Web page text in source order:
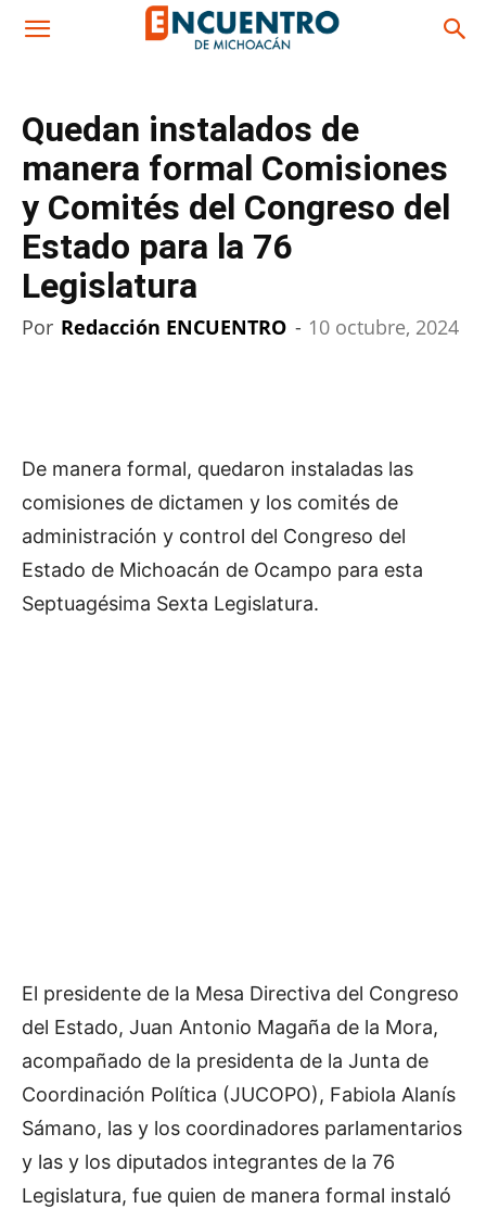
Quedan instalados de
manera formal Comisiones
y Comités del Congreso del
Estado para la 76
Legislatura
Por Redacción ENCUENTRO - 10 octubre, 2024
De manera formal, quedaron instaladas las
comisiones de dictamen y los comités de
administración y control del Congreso del
Estado de Michoacán de Ocampo para esta
Septuagésima Sexta Legislatura.
El presidente de la Mesa Directiva del Congreso
del Estado, Juan Antonio Magaña de la Mora,
acompañado de la presidenta de la Junta de
Coordinación Política (JUCOPO), Fabiola Alanís
Sámano, las y los coordinadores parlamentarios
y las y los diputados integrantes de la 76
Legislatura, fue quien de manera formal instaló